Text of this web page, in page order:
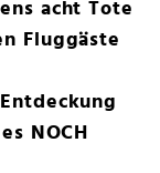
acht Tote
Fluggäste
NOCH